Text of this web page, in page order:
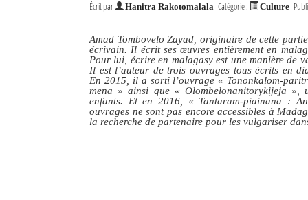
Connexion
Identifiant oublié ?
Mot de passe oublié ?
Écrit par Hanitra Rakotomalala Catégorie : Culture
Amad Tombovelo Zayad, originaire de cette
écrivain. Il écrit ses œuvres entièrement en
Pour lui, écrire en malagasy est une manière de
Il est l’auteur de trois ouvrages tous écrits en
En 2015, il a sorti l’ouvrage « Tononkalom-
mena » ainsi que « Olombelonanitorykijeja » ,
enfants. Et en 2016, « Tantaram-piainana :
ouvrages ne sont pas encore accessibles à
la recherche de partenaire pour les vulgariser